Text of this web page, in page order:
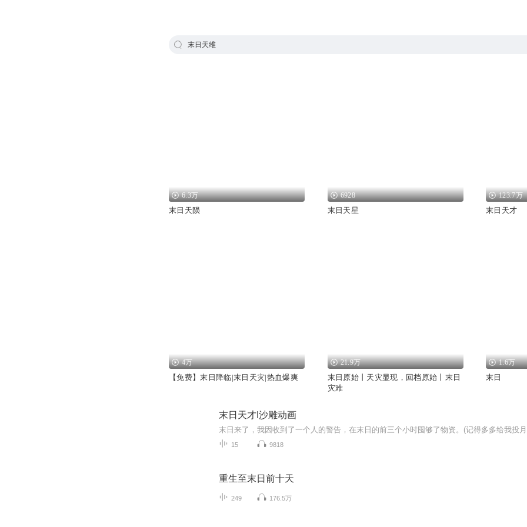
末日天维
6.3万
末日天陨
6928
末日天星
123.7万
末日天才
4万
【免费】末日降临|末日天灾|热血爆爽
21.9万
末日原始丨天灾显现，回档原始丨末日
灾难
1.6万
末日
末日天才I沙雕动画
末日来了，我因收到了一个人的警告，在末日的前三个小时囤够了物资。(记得多多给我投
15 9818
重生至末日前十天
249 176.5万